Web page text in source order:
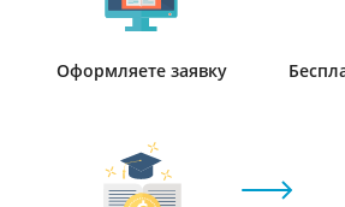
Оформляете заявку